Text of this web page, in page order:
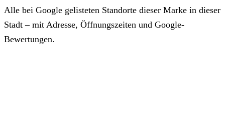
Alle bei Google gelisteten Standorte dieser Marke in dieser
Stadt – mit Adresse, Öffnungszeiten und Google-
Bewertungen.